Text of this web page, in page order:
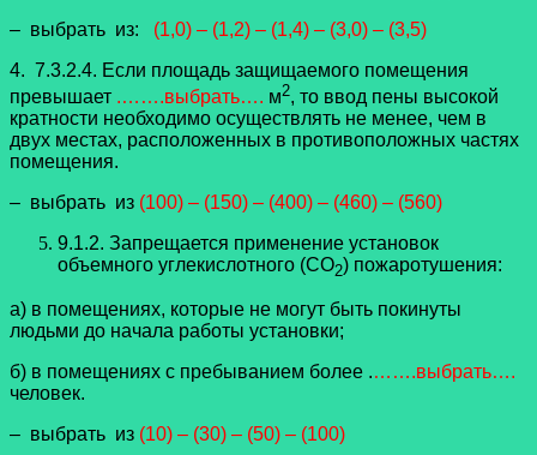
– выбрать из: (1,0) – (1,2) – (1,4) – (3,0) – (3,5)
4. 7.3.2.4. Если площадь защищаемого помещения
превышает .…….выбрать…. м2, то ввод пены высокой
кратности необходимо осуществлять не менее, чем в
двух местах, расположенных в противоположных частях
помещения.
– выбрать из (100) – (150) – (400) – (460) – (560)
9.1.2. Запрещается применение установок
объемного углекислотного (CO2) пожаротушения:
а) в помещениях, которые не могут быть покинуты
людьми до начала работы установки;
б) в помещениях с пребыванием более .…….выбрать….
человек.
– выбрать из (10) – (30) – (50) – (100)